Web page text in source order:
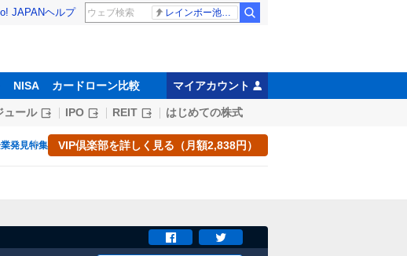
JAPANヘルプ レインボー池田 佐藤佳奈アナ
NISA カードローン比較 マイアカウント
ュール IPO REIT はじめての株式
発見特集 VIP倶楽部を詳しく見る（月額2,838円）